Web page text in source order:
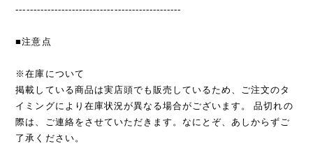
-----------------------------------------------
■注意点
※在庫について
掲載している商品は実店頭でも販売しているため、ご注文のタ
イミングにより在庫状況が異なる場合がございます。 品切れの
際は、ご連絡をさせていただきます。なにとぞ、あしからずご
了承ください。